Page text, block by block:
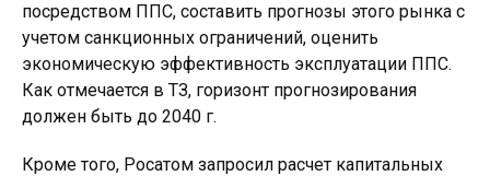
посредством ППС, составить прогнозы этого рынка с
учетом санкционных ограничений, оценить
экономическую эффективность эксплуатации ППС.
Как отмечается в ТЗ, горизонт прогнозирования
должен быть до 2040 г.
Кроме того, Росатом запросил расчет капитальных